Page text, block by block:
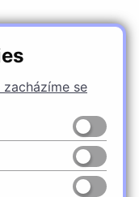
zacházíme se